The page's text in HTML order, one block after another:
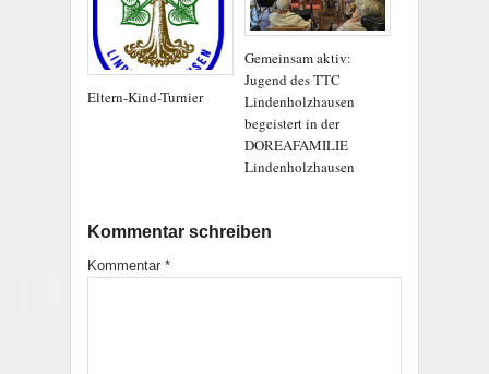
Eltern-Kind-Turnier
Gemeinsam aktiv:
Jugend des TTC
Lindenholzhausen
begeistert in der
DOREAFAMILIE
Lindenholzhausen
Kommentar schreiben
Kommentar *